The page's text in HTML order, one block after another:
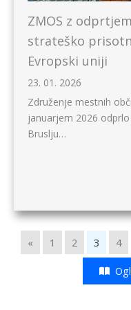
ZMOS z
strateško
Evropski uniji
23. 01. 2026
Združenje mestnih
januarjem 2026
Bruslju…
« 1 2 3 4